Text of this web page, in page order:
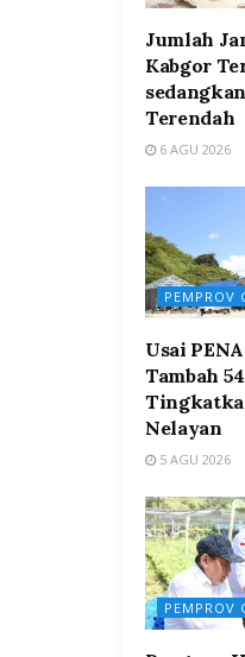
Jumlah
Kabgor
Terendah
6 AGU 2026
PEMPROV
Usai
Tambah
Nelayan
5 AGU 2026
PEMPROV